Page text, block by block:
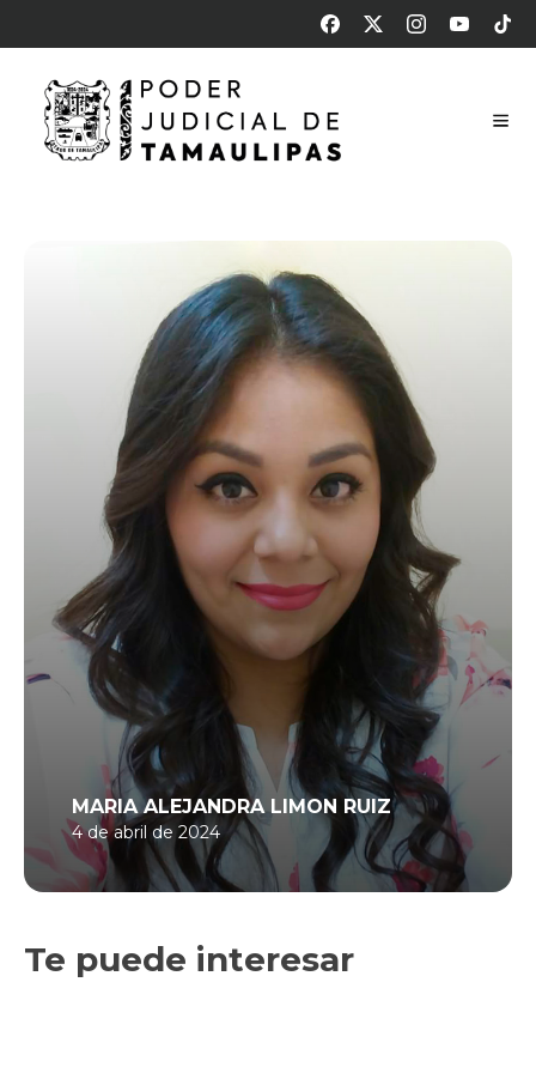
MARIA ALEJANDRA LIMON RUIZ
4 de abril de 2024
Te puede interesar